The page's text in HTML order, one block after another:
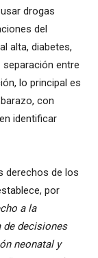
drogas
del
alta, diabetes,
entre
lo principal es
con
identificar
derechos de los
por
a la
decisiones
neonatal y